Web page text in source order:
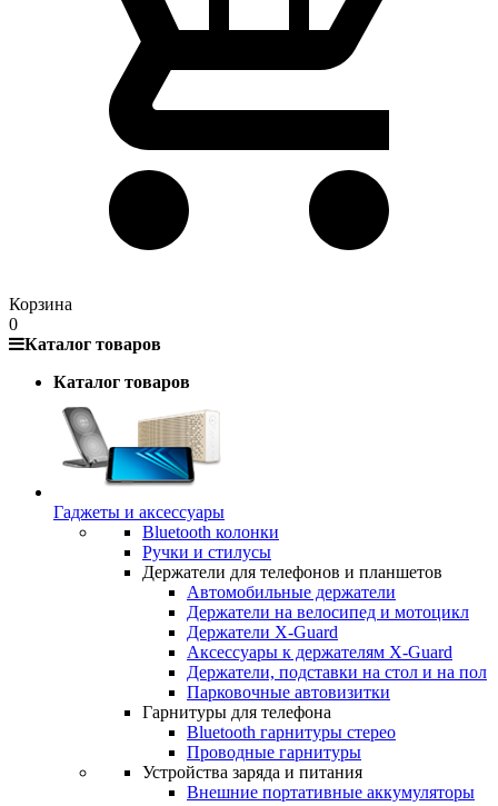
Корзина
0
Каталог товаров
Каталог товаров
Гаджеты и аксессуары
Bluetooth колонки
Ручки и стилусы
Держатели для телефонов и планшетов
Автомобильные держатели
Держатели на велосипед и мотоцикл
Держатели X-Guard
Аксессуары к держателям X-Guard
Держатели, подставки на стол и на пол
Парковочные автовизитки
Гарнитуры для телефона
Bluetooth гарнитуры стерео
Проводные гарнитуры
Устройства заряда и питания
Внешние портативные аккумуляторы